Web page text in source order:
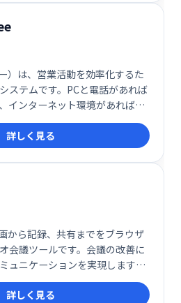
）は、営業活動を効率化するた
ステムです。PCと電話があれば
インターネット環境があれば、
られます。営業コストと時間を
営業活動を支援し、売上向上を
です。
詳しく見る
から記録、共有までをブラウザ
会議ツールです。会議の改善に
ュニケーションを実現します。
共有で、生産性の向上に貢献し
詳しく見る